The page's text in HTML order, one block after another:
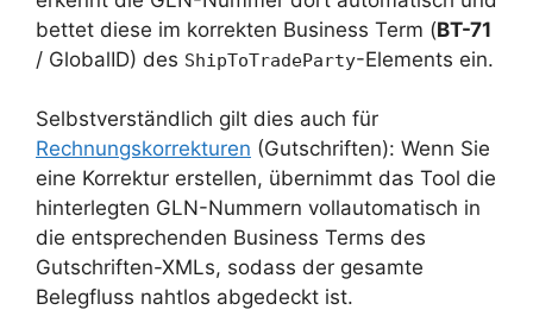
bettet diese im korrekten Business Term (BT-71
/ GlobalID) des ShipToTradeParty-Elements ein.
Selbstverständlich gilt dies auch für
Rechnungskorrekturen (Gutschriften): Wenn Sie
eine Korrektur erstellen, übernimmt das Tool die
hinterlegten GLN-Nummern vollautomatisch in
die entsprechenden Business Terms des
Gutschriften-XMLs, sodass der gesamte
Belegfluss nahtlos abgedeckt ist.